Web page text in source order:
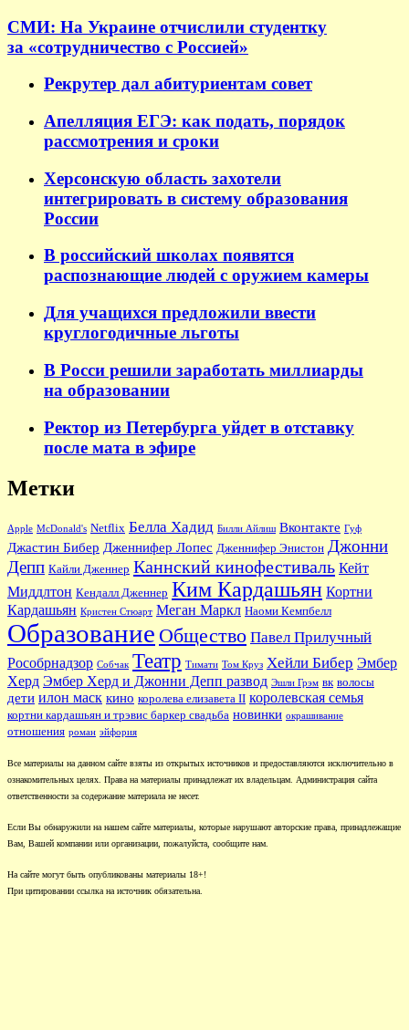
СМИ: На Украине отчислили студентку
за «сотрудничество с Россией»
Рекрутер дал абитуриентам совет
Апелляция ЕГЭ: как подать, порядок
рассмотрения и сроки
Херсонскую область захотели
интегрировать в систему образования
России
В российский школах появятся
распознающие людей с оружием камеры
Для учащихся предложили ввести
круглогодичные льготы
В Росси решили заработать миллиарды
на образовании
Ректор из Петербурга уйдет в отставку
после мата в эфире
Метки
Apple McDonald's Netflix Белла Хадид Билли Айлиш Вконтакте Гуф
Джастин Бибер Дженнифер Лопес Дженнифер Энистон Джонни
Депп Кайли Дженнер Каннский кинофестиваль Кейт
Миддлтон Кендалл Дженнер Ким Кардашьян Кортни
Кардашьян Кристен Стюарт Меган Маркл Наоми Кемпбелл
Образование Общество Павел Прилучный
Рособрнадзор Собчак Театр Тимати Том Круз Хейли Бибер Эмбер
Херд Эмбер Херд и Джонни Депп развод Эшли Грэм вк волосы
дети илон маск кино королева елизавета II королевская семья
кортни кардашьян и трэвис баркер свадьба новинки окрашивание
отношения роман эйфория
Все материалы на данном сайте взяты из открытых источников и предоставляются исключительно в
ознакомительных целях. Права на материалы принадлежат их владельцам. Администрация сайта
ответственности за содержание материала не несет.
Если Вы обнаружили на нашем сайте материалы, которые нарушают авторские права, принадлежащие
Вам, Вашей компании или организации, пожалуйста, сообщите нам.
На сайте могут быть опубликованы материалы 18+!
При цитировании ссылка на источник обязательна.